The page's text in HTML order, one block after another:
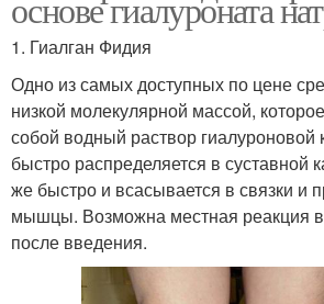
1. Гиалган Фидия
Одно из самых доступных по цене
низкой молекулярной массой,
собой водный раствор гиалуроновой
быстро распределяется в суставной
же быстро и всасывается в связки и
мышцы. Возможна местная реакция в
после введения.